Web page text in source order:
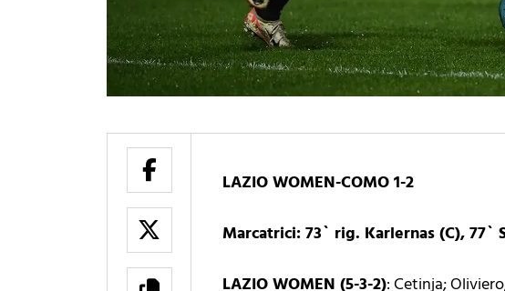
LAZIO WOMEN-COMO 1-2
Marcatrici: 73` rig. Karlernas (C), 77`
LAZIO WOMEN (5-3-2): Cetinja;